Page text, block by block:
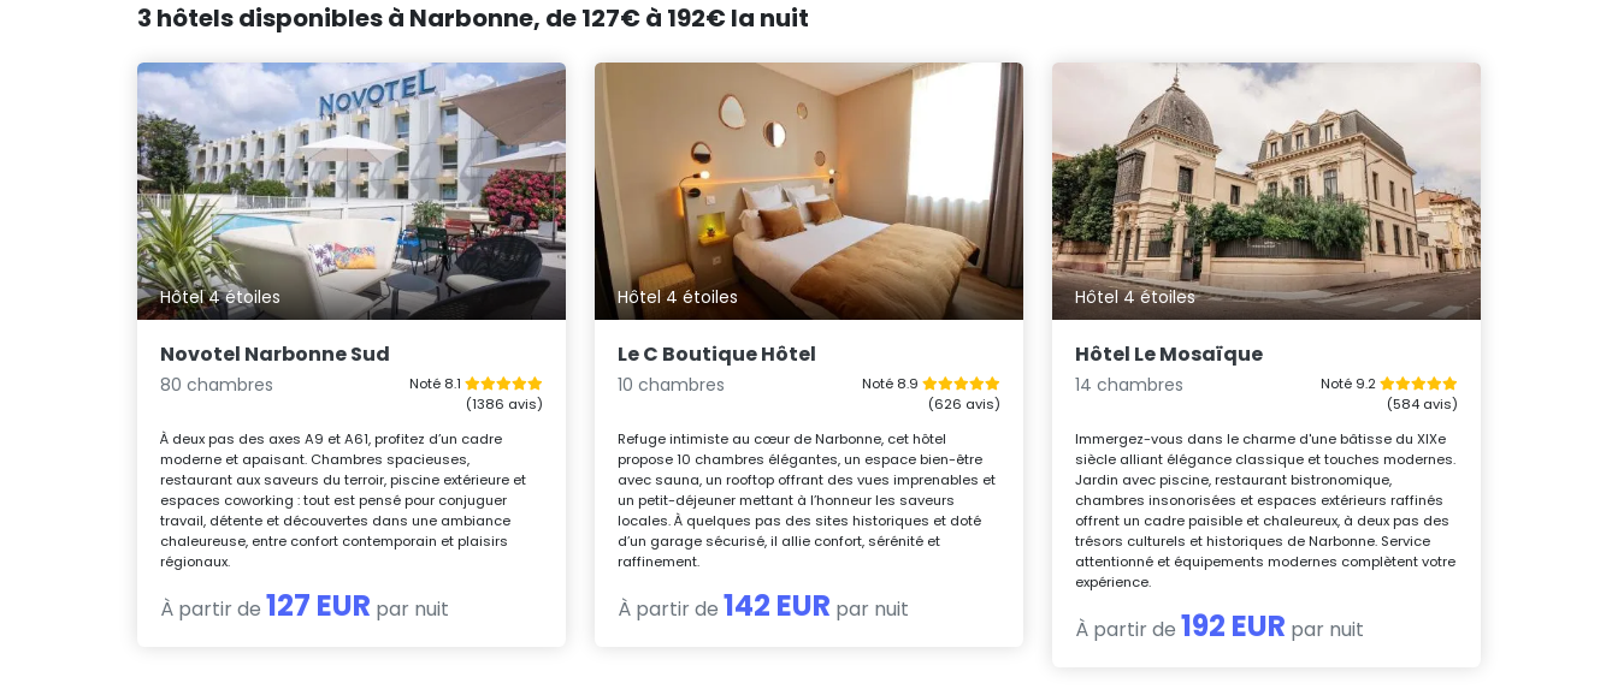
3 hôtels disponibles à Narbonne, de 127€ à 192€ la nuit
Hôtel 4 étoiles
Novotel Narbonne Sud
80 chambres
Noté 8.1
(1386 avis)
À deux pas des axes A9 et A61, profitez d’un cadre
moderne et apaisant. Chambres spacieuses,
restaurant aux saveurs du terroir, piscine extérieure et
espaces coworking : tout est pensé pour conjuguer
travail, détente et découvertes dans une ambiance
chaleureuse, entre confort contemporain et plaisirs
régionaux.
À partir de 127 EUR par nuit
Hôtel 4 étoiles
Le C Boutique Hôtel
10 chambres
Noté 8.9
(626 avis)
Refuge intimiste au cœur de Narbonne, cet hôtel
propose 10 chambres élégantes, un espace bien-être
avec sauna, un rooftop offrant des vues imprenables et
un petit-déjeuner mettant à l’honneur les saveurs
locales. À quelques pas des sites historiques et doté
d’un garage sécurisé, il allie confort, sérénité et
raffinement.
À partir de 142 EUR par nuit
Hôtel 4 étoiles
Hôtel Le Mosaïque
14 chambres
Noté 9.2
(584 avis)
Immergez-vous dans le charme d'une bâtisse du XIXe
siècle alliant élégance classique et touches modernes.
Jardin avec piscine, restaurant bistronomique,
chambres insonorisées et espaces extérieurs raffinés
offrent un cadre paisible et chaleureux, à deux pas des
trésors culturels et historiques de Narbonne. Service
attentionné et équipements modernes complètent votre
expérience.
À partir de 192 EUR par nuit